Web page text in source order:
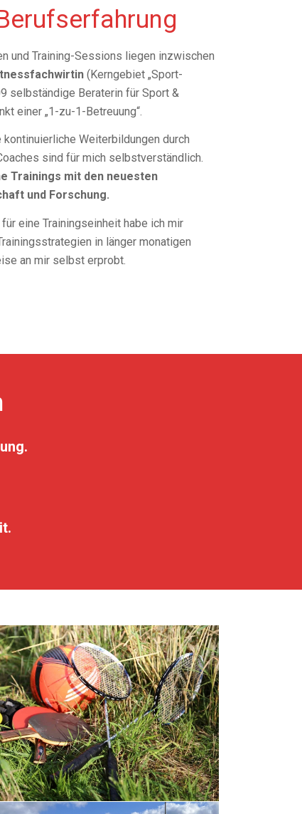
und Training-Sessions liegen inzwischen
(Kerngebiet „Sport-
selbständige Beraterin für Sport &
einer „1-zu-1-Betreuung“.
Weiterbildungen durch
sind für mich selbstverständlich.
Trainings mit den neuesten
und Forschung.
eine Trainingseinheit habe ich mir
in länger monatigen
an mir selbst erprobt.